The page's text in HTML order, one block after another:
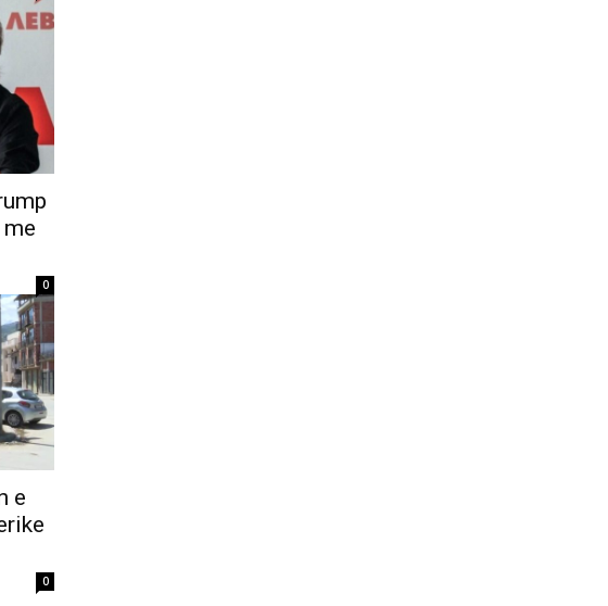
0
e
0